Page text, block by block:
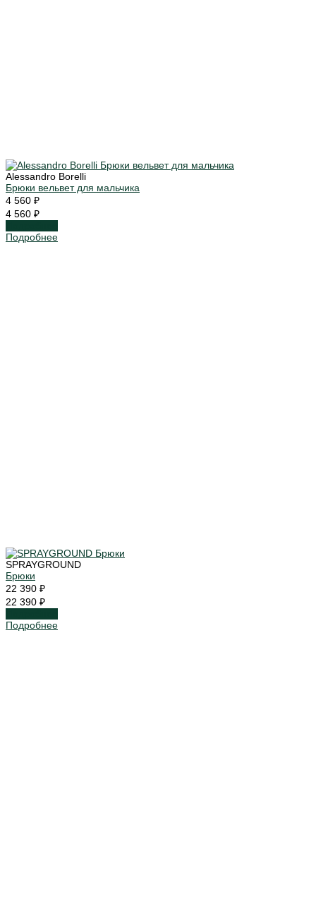
Alessandro Borelli
Брюки вельвет для мальчика
4 560 ₽
4 560 ₽
Подробнее
SPRAYGROUND
Брюки
22 390 ₽
22 390 ₽
Подробнее